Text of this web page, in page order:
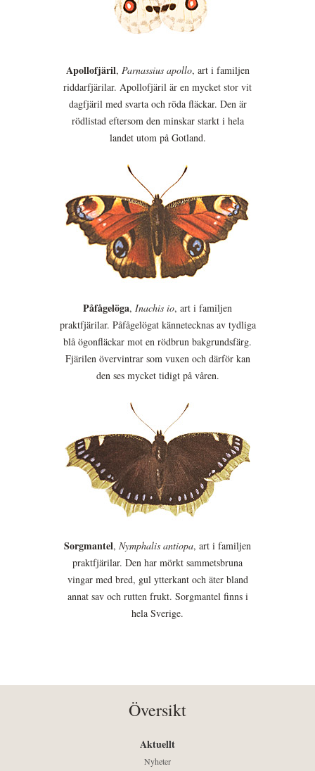
Apollofjäril, Parnassius apollo, art i familjen
riddarfjärilar. Apollofjäril är en mycket stor vit
dagfjäril med svarta och röda fläckar. Den är
rödlistad eftersom den minskar starkt i hela
landet utom på Gotland.
Påfågelöga, Inachis io, art i familjen
praktfjärilar. Påfågelögat kännetecknas av tydliga
blå ögonfläckar mot en rödbrun bakgrundsfärg.
Fjärilen övervintrar som vuxen och därför kan
den ses mycket tidigt på våren.
Sorgmantel, Nymphalis antiopa, art i familjen
praktfjärilar. Den har mörkt sammetsbruna
vingar med bred, gul ytterkant och äter bland
annat sav och rutten frukt. Sorgmantel finns i
hela Sverige.
Översikt
Aktuellt
Nyheter